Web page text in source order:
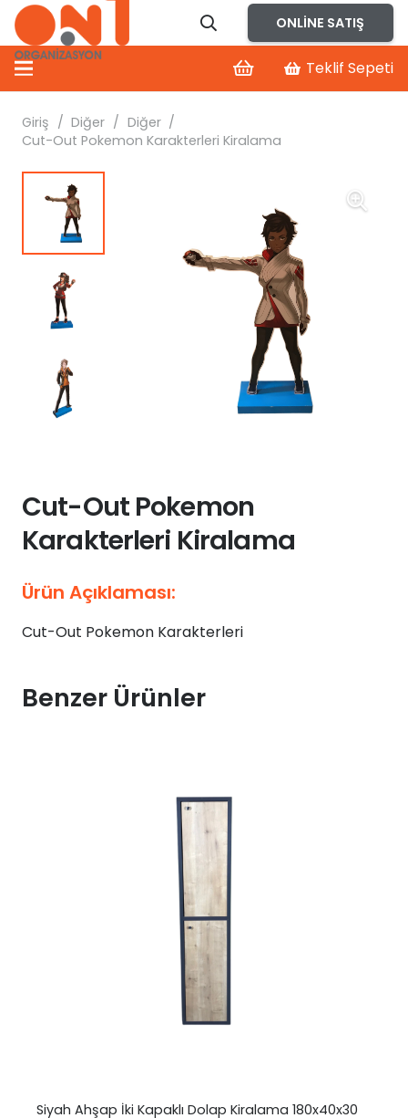
ONLINE SATIŞ
Teklif Sepeti
Giriş / Diğer / Diğer /
Cut-Out Pokemon Karakterleri Kiralama
Cut-Out Pokemon
Karakterleri Kiralama
Ürün Açıklaması:
Cut-Out Pokemon Karakterleri
Benzer Ürünler
Siyah Ahşap İki Kapaklı Dolap Kiralama 180x40x30